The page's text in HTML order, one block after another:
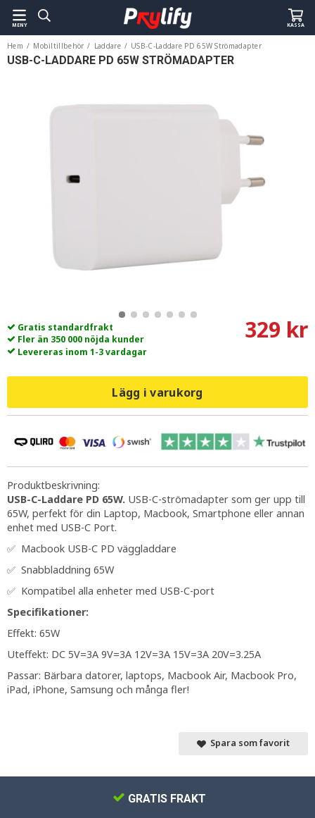
MENY KASSA
Hem / Mobiltillbehör / Laddare / USB-C-Laddare PD 65W Strömadapter
USB-C-LADDARE PD 65W STRÖMADAPTER
Gratis standardfrakt
Fler än 350 000 nöjda kunder
Levereras inom 1-3 vardagar
329 kr
Lägg i varukorg
Produktbeskrivning:
USB-C-Laddare PD 65W. USB-C-strömadapter som ger upp till
65W, perfekt för din Laptop, Macbook, Smartphone eller annan
enhet med USB-C Port.
✅ Macbook USB-C PD väggladdare
✅ Snabbladdning 65W
✅ Kompatibel alla enheter med USB-C-port
Specifikationer:
Effekt: 65W
Uteffekt: DC 5V=3A 9V=3A 12V=3A 15V=3A 20V=3.25A
Passar: Bärbara datorer, laptops, Macbook Air, Macbook Pro,
iPad, iPhone, Samsung och många fler!
Spara som favorit
GRATIS FRAKT